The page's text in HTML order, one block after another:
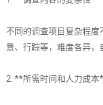
不同的调查项目复杂程
景、行踪等，难度各异，
2. **所需时间和人力成本